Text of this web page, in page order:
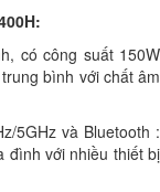
có công suất 150W
bình với chất âm
5GHz và Bluetooth :
đình với nhiều thiết bị